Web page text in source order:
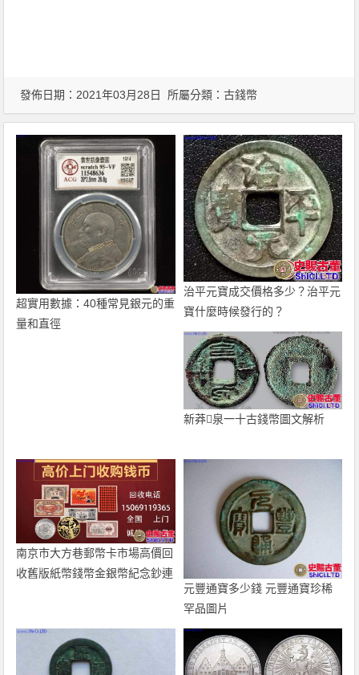
發佈日期：2021年03月28日 所屬分類：古錢幣
超實用數據：40種常見銀元的重
量和直徑
治平元寶成交價格多少？治平元
寶什麼時候發行的？
新莽泉一十古錢幣圖文解析
南京市大方巷郵幣卡市場高價回
收舊版紙幣錢幣金銀幣紀念鈔連
元豐通寶多少錢 元豐通寶珍稀
罕品圖片